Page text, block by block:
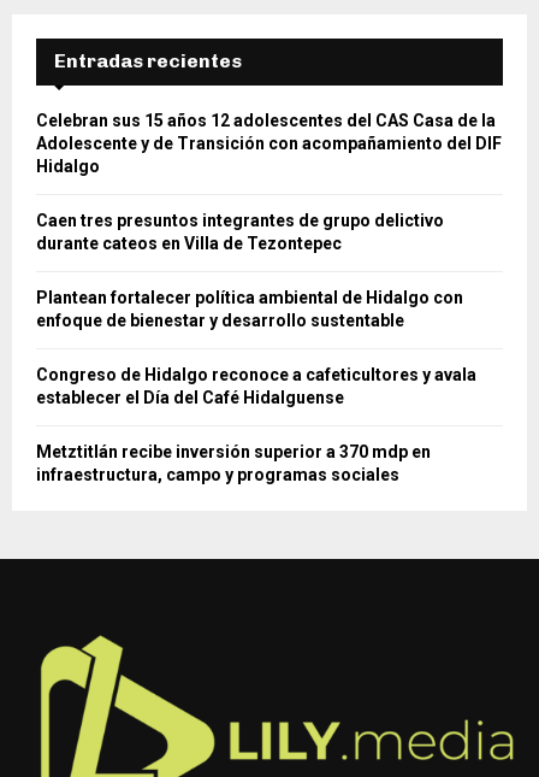
Entradas recientes
Celebran sus 15 años 12 adolescentes del CAS Casa de la
Adolescente y de Transición con acompañamiento del DIF
Hidalgo
Caen tres presuntos integrantes de grupo delictivo
durante cateos en Villa de Tezontepec
Plantean fortalecer política ambiental de Hidalgo con
enfoque de bienestar y desarrollo sustentable
Congreso de Hidalgo reconoce a cafeticultores y avala
establecer el Día del Café Hidalguense
Metztitlán recibe inversión superior a 370 mdp en
infraestructura, campo y programas sociales